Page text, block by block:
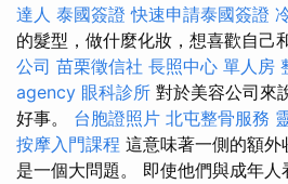
達人 泰國簽證 快速申請泰國簽證
的髮型，做什麼化妝，想喜歡自己
公司 苗栗徵信社 長照中心 單人房
agency 眼科診所 對於美容公司來
好事。 台胞證照片 北屯整骨服務
按摩入門課程 這意味著一側的額
是一個大問題。 即使他們與成年人